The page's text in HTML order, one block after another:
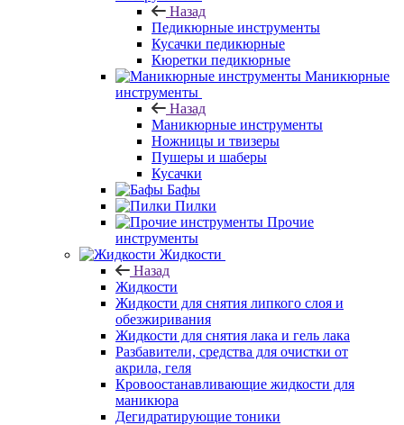
Назад
Педикюрные инструменты
Кусачки педикюрные
Кюретки педикюрные
Маникюрные
инструменты
Назад
Маникюрные инструменты
Ножницы и твизеры
Пушеры и шаберы
Кусачки
Бафы
Пилки
Прочие
инструменты
Жидкости
Назад
Жидкости
Жидкости для снятия липкого слоя и
обезжиривания
Жидкости для снятия лака и гель лака
Разбавители, средства для очистки от
акрила, геля
Кровоостанавливающие жидкости для
маникюра
Дегидратирующие тоники